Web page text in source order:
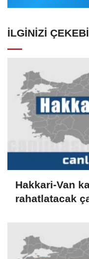
İLGINIZI
Hakkari-Van
rahatlatacak